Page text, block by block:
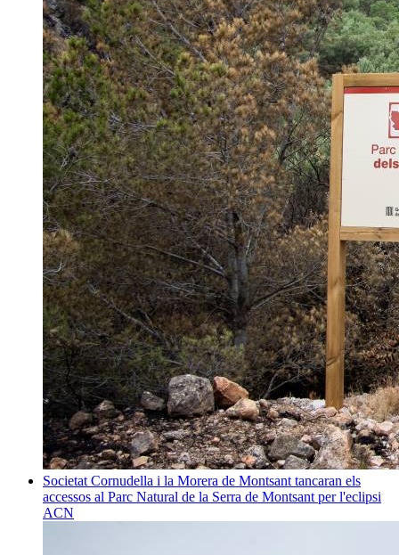
Societat Cornudella i la Morera de Montsant tancaran els
accessos al Parc Natural de la Serra de Montsant per l'eclipsi
ACN